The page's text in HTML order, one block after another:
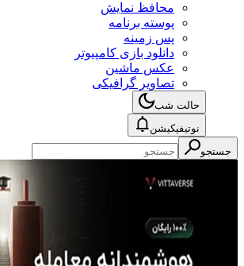
محافظ نمایش
پوسته برنامه
پس زمینه
دانلود بازی کامپیوتر
عکس ماشین
تصاویر گرافیکی
حالت شب
نوتیفیکیشن
جستجو